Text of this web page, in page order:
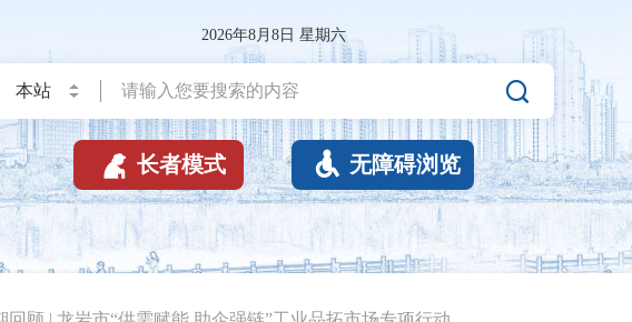
2026年8月8日 星期六

 长者模式  无障碍浏览